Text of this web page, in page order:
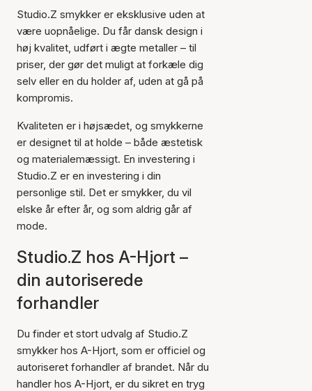
Studio.Z smykker er eksklusive uden at
være uopnåelige. Du får dansk design i
høj kvalitet, udført i ægte metaller – til
priser, der gør det muligt at forkæle dig
selv eller en du holder af, uden at gå på
kompromis.
Kvaliteten er i højsædet, og smykkerne
er designet til at holde – både æstetisk
og materialemæssigt. En investering i
Studio.Z er en investering i din
personlige stil. Det er smykker, du vil
elske år efter år, og som aldrig går af
mode.
Studio.Z hos A-Hjort –
din autoriserede
forhandler
Du finder et stort udvalg af Studio.Z
smykker hos A-Hjort, som er officiel og
autoriseret forhandler af brandet. Når du
handler hos A-Hjort, er du sikret en tryg